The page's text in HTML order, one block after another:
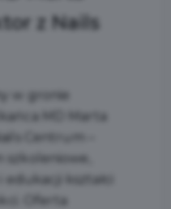
z Nails
w gronie
MD Marta
Centrum –
kształci
Oferta